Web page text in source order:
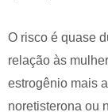
O risco é quase
relação às
estrogênio mais
noretisterona ou